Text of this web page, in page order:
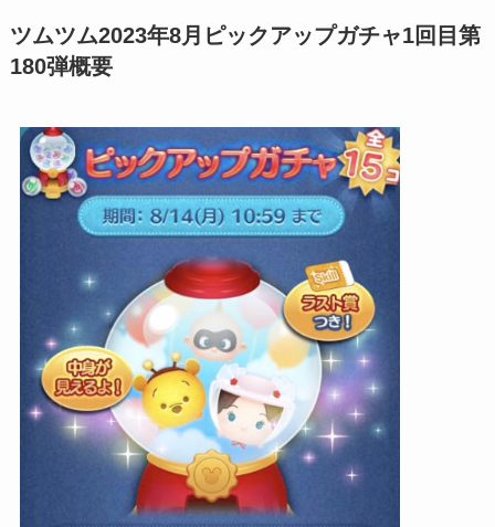
ツムツム2023年8月ピックアップガチャ1回目第
180弾概要